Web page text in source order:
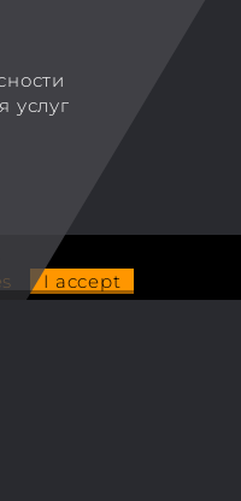
услуг
I accept